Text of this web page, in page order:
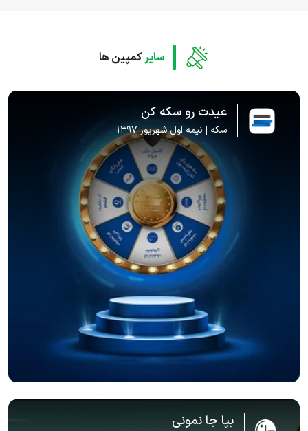
سایرکمپین ها
عیدت رو سکه کن
سکه نیمه اول شهریور ۱۳۹۷
بپا جا نمونی